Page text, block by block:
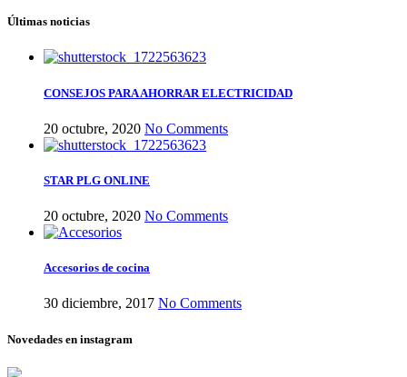
Últimas noticias
CONSEJOS PARA AHORRAR ELECTRICIDAD
20 octubre, 2020 No Comments
STAR PLG ONLINE
20 octubre, 2020 No Comments
Accesorios de cocina
30 diciembre, 2017 No Comments
Novedades en instagram